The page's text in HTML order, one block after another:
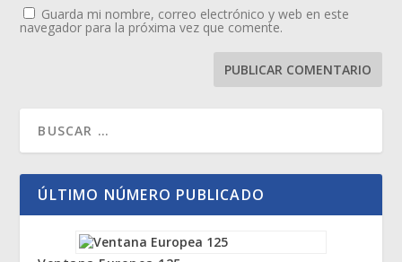
Guarda mi nombre, correo electrónico y web en este
navegador para la próxima vez que comente.
ÚLTIMO NÚMERO PUBLICADO